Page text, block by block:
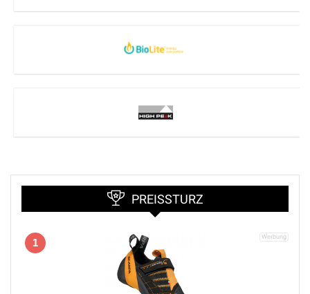
PREISSTURZ
1